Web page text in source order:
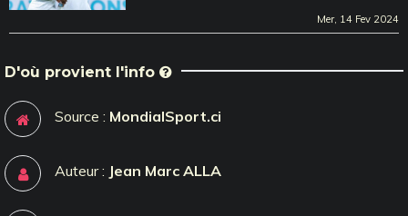
Mer, 14 Fev 2024
D'où provient l'info
Source : MondialSport.ci
Auteur : Jean Marc ALLA